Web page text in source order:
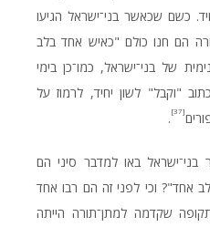
כשם שכאשר בני־ישראל הגיעו
הם חנו כולם "כאיש אחד בלב
של בני־ישראל, כמו־כן בימי
"וקבל" לשון יחיד, לרמוז על
[37]
.
באו למדבר סיני הם
אחד"? וכי לפני זה הם רבו אחד
שקדמה למתן־תורה הייתה